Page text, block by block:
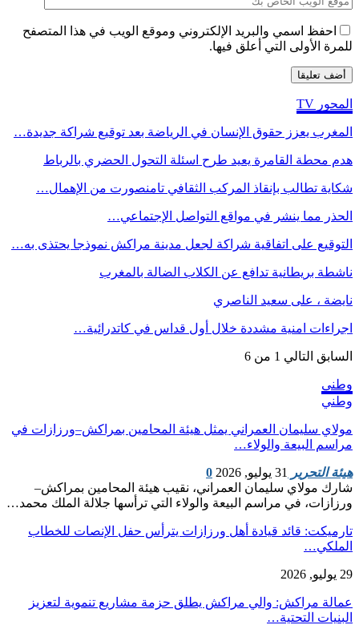
احفظ اسمي والبريد الإلكتروني وموقع الويب في هذا المتصفح
للمرة الأولى التي أعلق فيها.
المحور TV
المغرب يعزز حقوق الإنسان في الرياضة بعد توقيع شراكة جديدة…
هدم محطة القامرة يعيد طرح اسئلة التحول الحضري بالرباط
شكاية تطالب بإنقاذ المركب الثقافي تامنصورت من الإهمال…
الحذر مما ينشر في مواقع التواصل الإجتماعي…
التوقيع على اتفاقية شراكة لجعل مدينة مراكش نموذجا يحتذى به…
ناشطة بريطانية تدافع عن الكلاب الضالة بالمغرب
نايضة ، على سعيد الناصري
اجراءات امنية مشددة خلال أول قداس في كاتدرائية…
السابق التالي 1 من 6
وطني
وطني
مولاي سليمان العمراني يمثل هيئة المحامين بمراكش–ورزازات في
مراسم البيعة والولاء…
هيئة التحرير 31 يوليو, 2026
0
شارك مولاي سليمان العمراني، نقيب هيئة المحامين بمراكش–
ورزازات، في مراسم البيعة والولاء التي ترأسها جلالة الملك محمد…
تارميكت: قائد قيادة أهل ورزازات يترأس حفل الإنصات للخطاب
الملكي…
29 يوليو, 2026
عمالة مراكش: والي مراكش يطلق حزمة مشاريع تنموية لتعزيز
البنيات التحتية…